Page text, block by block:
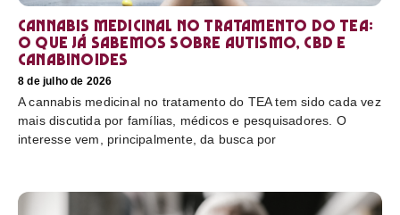
Cannabis medicinal no tratamento do TEA:
o que já sabemos sobre autismo, CBD e
canabinoides
8 de julho de 2026
A cannabis medicinal no tratamento do TEA tem sido cada vez
mais discutida por famílias, médicos e pesquisadores. O
interesse vem, principalmente, da busca por